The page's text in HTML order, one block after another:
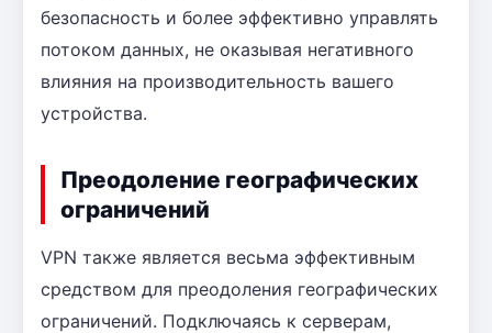
безопасность и более эффективно управлять
потоком данных, не оказывая негативного
влияния на производительность вашего
устройства.
Преодоление географических
ограничений
VPN также является весьма эффективным
средством для преодоления географических
ограничений. Подключаясь к серверам,